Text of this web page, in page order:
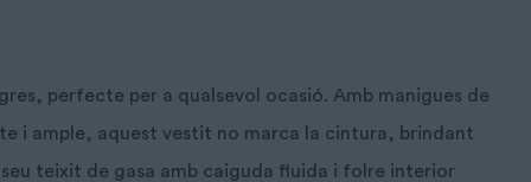
perfecte per a qualsevol ocasió. Amb manigues de
i ample, aquest vestit no marca la cintura, brindant
teixit de gasa amb caiguda fluida i folre interior